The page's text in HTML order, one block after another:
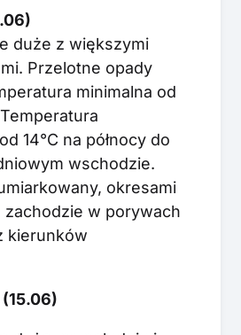
duże z większymi
Przelotne opady
minimalna od
14°C na północy do
wschodzie.
okresami
zachodzie w porywach
kierunków
(15.06)